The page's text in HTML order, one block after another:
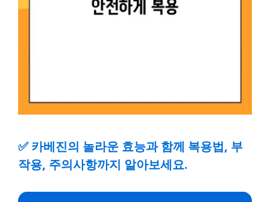
✅ 카베진의 놀라운 효능과 함께 복용법, 부
작용, 주의사항까지 알아보세요.